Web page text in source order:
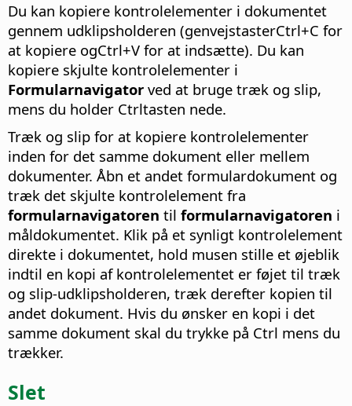
Du kan kopiere kontrolelementer i dokumentet
gennem udklipsholderen (genvejstasterCtrl+C for
at kopiere ogCtrl+V for at indsætte). Du kan
kopiere skjulte kontrolelementer i
Formularnavigator ved at bruge træk og slip,
mens du holder Ctrltasten nede.
Træk og slip for at kopiere kontrolelementer
inden for det samme dokument eller mellem
dokumenter. Åbn et andet formulardokument og
træk det skjulte kontrolelement fra
formularnavigatoren til formularnavigatoren i
måldokumentet. Klik på et synligt kontrolelement
direkte i dokumentet, hold musen stille et øjeblik
indtil en kopi af kontrolelementet er føjet til træk
og slip-udklipsholderen, træk derefter kopien til
andet dokument. Hvis du ønsker en kopi i det
samme dokument skal du trykke på Ctrl mens du
trækker.
Slet